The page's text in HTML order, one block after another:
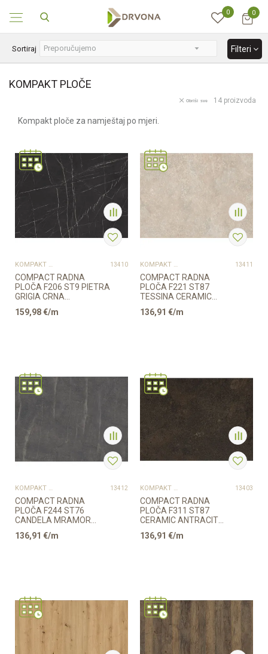
0 0
KONTAKT : info@drvona.hr i 047/ 646 - 044
KOMPAKT PLOČE
Sortiraj Filteri
14 proizvoda
Obriši sve
Kompakt ploče za namještaj po mjeri.
KOMPAKT PLOČE 13410
COMPACT RADNA
PLOČA F206 ST9 PIETRA
GRIGIA CRNA
JEZGRA EGG...
159,98€/m
KOMPAKT PLOČE 13411
COMPACT RADNA
PLOČA F221 ST87
TESSINA CERAMIC
12/650/4100mm CRNA
136,91 €/m
KOMPAKT PLOČE 13412
COMPACT RADNA
PLOČA F244 ST76
CANDELA MRAMOR
12/650/4100mm CRNA
136,91 €/m
KOMPAKT PLOČE 13403
COMPACT RADNA
PLOČA F311 ST87
CERAMIC ANTRACIT
JEZGRA EGGE...
136,91 €/m